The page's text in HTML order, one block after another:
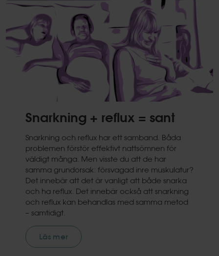
Snarkning + reflux = sant
Snarkning och reflux har ett samband. Båda
problemen förstör effektivt nattsömnen för
väldigt många. Men visste du att de har
samma grundorsak: försvagad inre muskulatur?
Det innebär att det är vanligt att både snarka
och ha reflux. Det innebär också att snarkning
och reflux kan behandlas med samma metod
– samtidigt.
Läs mer